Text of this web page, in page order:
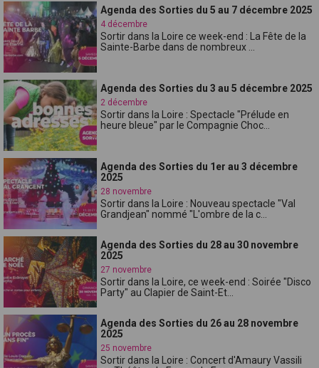
Agenda des Sorties du 5 au 7 décembre 2025
4 décembre
Sortir dans la Loire ce week-end : La Fête de la
Sainte-Barbe dans de nombreux ...
Agenda des Sorties du 3 au 5 décembre 2025
2 décembre
Sortir dans la Loire : Spectacle "Prélude en
heure bleue" par le Compagnie Choc...
Agenda des Sorties du 1er au 3 décembre
2025
28 novembre
Sortir dans la Loire : Nouveau spectacle "Val
Grandjean" nommé "L'ombre de la c...
Agenda des Sorties du 28 au 30 novembre
2025
27 novembre
Sortir dans la Loire, ce week-end : Soirée "Disco
Party" au Clapier de Saint-Et...
Agenda des Sorties du 26 au 28 novembre
2025
25 novembre
Sortir dans la Loire : Concert d'Amaury Vassili